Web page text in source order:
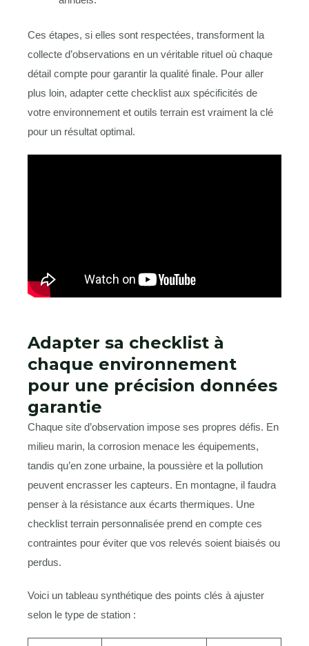
Ces étapes, si elles sont respectées, transforment la
collecte d’observations en un véritable rituel où chaque
détail compte pour garantir la qualité finale. Pour aller
plus loin, adapter cette checklist aux spécificités de
votre environnement et outils terrain est vraiment la clé
pour un résultat optimal.
Adapter sa checklist à
chaque environnement
pour une précision données
garantie
Chaque site d’observation impose ses propres défis. En
milieu marin, la corrosion menace les équipements,
tandis qu’en zone urbaine, la poussière et la pollution
peuvent encrasser les capteurs. En montagne, il faudra
penser à la résistance aux écarts thermiques. Une
checklist terrain personnalisée prend en compte ces
contraintes pour éviter que vos relevés soient biaisés ou
perdus.
Voici un tableau synthétique des points clés à ajuster
selon le type de station :